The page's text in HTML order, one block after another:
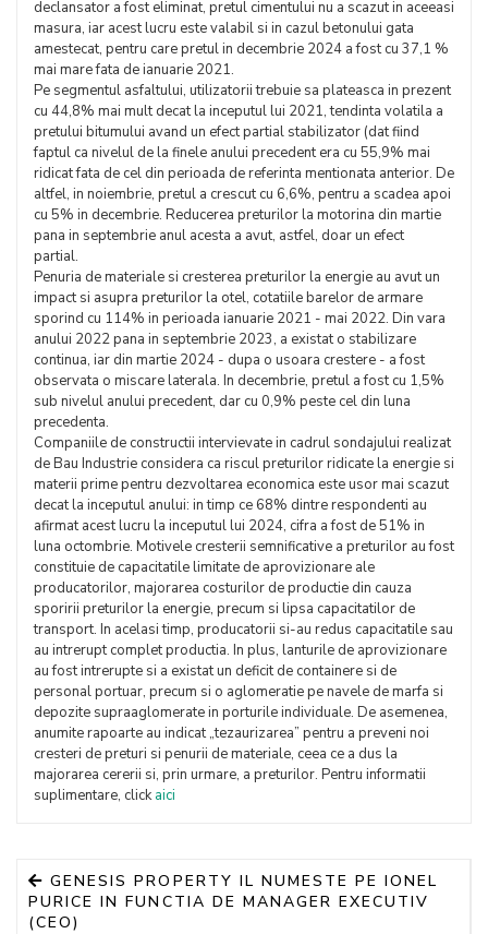
declansator a fost eliminat, pretul cimentului nu a scazut in aceeasi
masura, iar acest lucru este valabil si in cazul betonului gata
amestecat, pentru care pretul in decembrie 2024 a fost cu 37,1 %
mai mare fata de ianuarie 2021.
Pe segmentul asfaltului, utilizatorii trebuie sa plateasca in prezent
cu 44,8% mai mult decat la inceputul lui 2021, tendinta volatila a
pretului bitumului avand un efect partial stabilizator (dat fiind
faptul ca nivelul de la finele anului precedent era cu 55,9% mai
ridicat fata de cel din perioada de referinta mentionata anterior. De
altfel, in noiembrie, pretul a crescut cu 6,6%, pentru a scadea apoi
cu 5% in decembrie. Reducerea preturilor la motorina din martie
pana in septembrie anul acesta a avut, astfel, doar un efect
partial.
Penuria de materiale si cresterea preturilor la energie au avut un
impact si asupra preturilor la otel, cotatiile barelor de armare
sporind cu 114% in perioada ianuarie 2021 - mai 2022. Din vara
anului 2022 pana in septembrie 2023, a existat o stabilizare
continua, iar din martie 2024 - dupa o usoara crestere - a fost
observata o miscare laterala. In decembrie, pretul a fost cu 1,5%
sub nivelul anului precedent, dar cu 0,9% peste cel din luna
precedenta.
Companiile de constructii intervievate in cadrul sondajului realizat
de Bau Industrie considera ca riscul preturilor ridicate la energie si
materii prime pentru dezvoltarea economica este usor mai scazut
decat la inceputul anului: in timp ce 68% dintre respondenti au
afirmat acest lucru la inceputul lui 2024, cifra a fost de 51% in
luna octombrie. Motivele cresterii semnificative a preturilor au fost
constituie de capacitatile limitate de aprovizionare ale
producatorilor, majorarea costurilor de productie din cauza
sporirii preturilor la energie, precum si lipsa capacitatilor de
transport. In acelasi timp, producatorii si-au redus capacitatile sau
au intrerupt complet productia. In plus, lanturile de aprovizionare
au fost intrerupte si a existat un deficit de containere si de
personal portuar, precum si o aglomeratie pe navele de marfa si
depozite supraaglomerate in porturile individuale. De asemenea,
anumite rapoarte au indicat „tezaurizarea” pentru a preveni noi
cresteri de preturi si penurii de materiale, ceea ce a dus la
majorarea cererii si, prin urmare, a preturilor. Pentru informatii
suplimentare, clickaici
GENESIS PROPERTY IL NUMESTE PE IONEL
PURICE IN FUNCTIA DE MANAGER EXECUTIV
(CEO)